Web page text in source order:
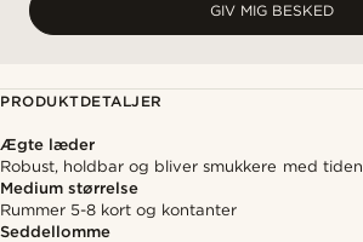
GIV MIG BESKED
PRODUKTDETALJER
Ægte læder
Robust, holdbar og bliver smukkere med tiden
Medium størrelse
Rummer 5-8 kort og kontanter
Seddellomme